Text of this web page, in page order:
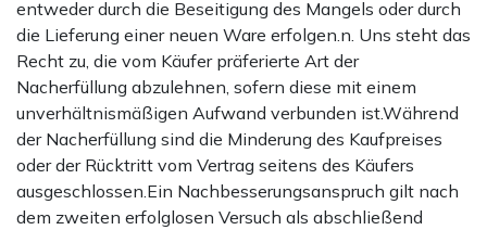
entweder durch die Beseitigung des Mangels oder durch
die Lieferung einer neuen Ware erfolgen.n. Uns steht das
Recht zu, die vom Käufer präferierte Art der
Nacherfüllung abzulehnen, sofern diese mit einem
unverhältnismäßigen Aufwand verbunden ist.Während
der Nacherfüllung sind die Minderung des Kaufpreises
oder der Rücktritt vom Vertrag seitens des Käufers
ausgeschlossen.Ein Nachbesserungsanspruch gilt nach
dem zweiten erfolglosen Versuch als abschließend